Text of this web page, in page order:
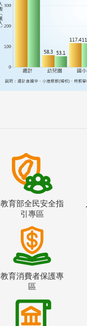
教育部全民安全指
引專區
教育消費者保護專
區